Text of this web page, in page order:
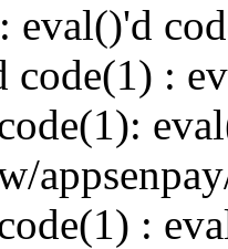
eval()'d
code(1) :
: